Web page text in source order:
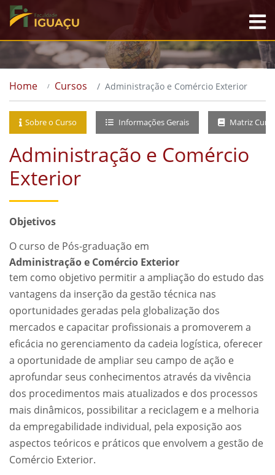
Home Cursos Administração e Comércio Exterior
Sobre o Curso Informações Gerais Matriz
Administração e Comércio
Exterior
Objetivos
O curso de Pós-graduação em
Administração e Comércio Exterior
tem como objetivo permitir a ampliação do estudo das
vantagens da inserção da gestão técnica nas
oportunidades geradas pela globalização dos
mercados e capacitar profissionais a promoverem a
eficácia no gerenciamento da cadeia logística, oferecer
a oportunidade de ampliar seu campo de ação e
aprofundar seus conhecimentos através da vivência
dos procedimentos mais atualizados e dos processos
mais dinâmicos, possibilitar a reciclagem e a melhoria
da empregabilidade individual, pela exposição aos
aspectos teóricos e práticos que envolvem a gestão de
Comércio Exterior.